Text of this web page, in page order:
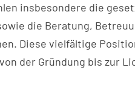
insbesondere die
die Beratung,
Diese vielfältige
der Gründung bis zur